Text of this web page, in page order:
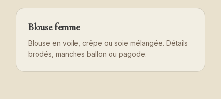
Blouse femme
Blouse en voile, crêpe ou soie mélangée. Détails
brodés, manches ballon ou pagode.